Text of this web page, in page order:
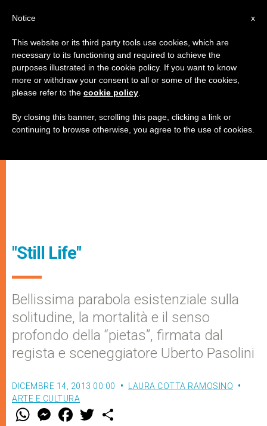
"Still Life"
Bellissima parabola esistenziale sulla
solitudine, la mortalità e il senso
profondo della “pietas”, firmata dal
regista e sceneggiatore Uberto Pasolini
DICEMBRE 14, 2013 00:00
LAURA COTTA RAMOSINO
ARTE E CULTURA
W M
e
F
a w
x
Notice
This website or its third party tools use cookies, which are
necessary to its functioning and required to achieve the
purposes illustrated in the cookie policy. If you want to know
more or withdraw your consent to all or some of the cookies,
please refer to the cookie policy
By closing this banner, scrolling this page, clicking a link or
continuing to browse otherwise, you agree to the use of cookies.